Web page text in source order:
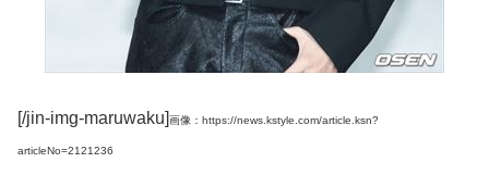
[/jin-img-maruwaku] 画像：https://news.kstyle.com/article.ksn?
articleNo=2121236